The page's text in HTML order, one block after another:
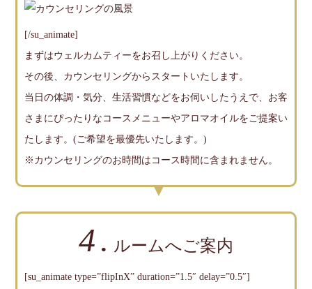
[/su_animate]
まずはウェルカムティーをお召し上がりください。
その後、カウンセリングからスタートいたします。
当日の体調・気分、生活習慣などをお伺いしたうえで、お客
さまにぴったりなコースメニューやアロマオイルをご提案い
たします。(ご希望を最優先いたします。)
※カウンセリングのお時間はコース時間に含まれません。
4. ルームへご案内
[su_animate type=”flipInX” duration=”1.5″ delay=”0.5″]